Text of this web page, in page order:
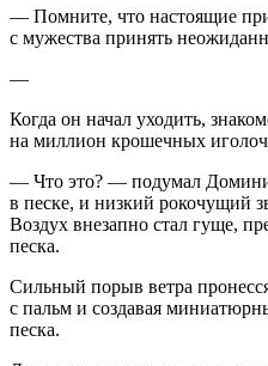
— Помните, что настоящие
с мужества принять
—
Когда он начал уходить,
на миллион крошечных
— Что это? — подумал
в песке, и низкий рокочущий
Воздух внезапно стал гуще,
песка.
Сильный порыв ветра
с пальм и создавая
песка.